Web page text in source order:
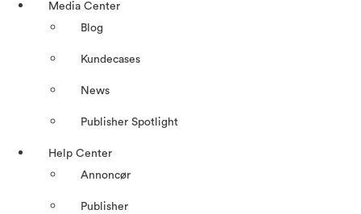
Media Center
Blog
Kundecases
News
Publisher Spotlight
Help Center
Annoncør
Publisher